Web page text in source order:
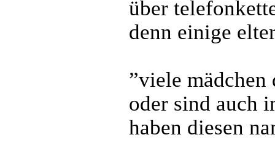
über
denn einige
”viele
oder sind auch
haben diesen